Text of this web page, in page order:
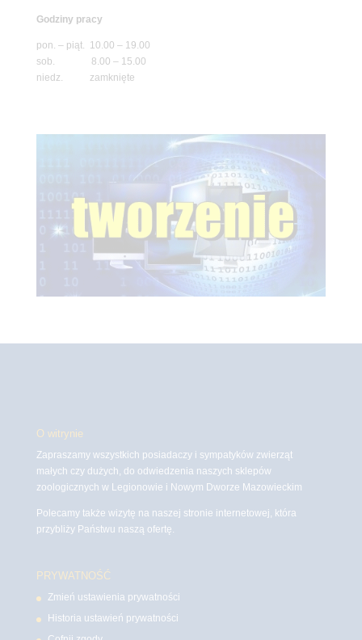
Godziny pracy
pon. – piąt. 10.00 – 19.00
sob. 8.00 – 15.00
niedz. zamknięte
O witrynie
Zapraszamy wszystkich posiadaczy i sympatyków zwierząt
małych czy dużych, do odwiedzenia naszych sklepów
zoologicznych w Legionowie i Nowym Dworze Mazowieckim
Polecamy także wizytę na naszej stronie internetowej, która
przybliży Państwu naszą ofertę.
PRYWATNOŚĆ
Zmień ustawienia prywatności
Historia ustawień prywatności